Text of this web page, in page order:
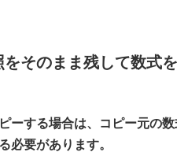
そのまま残して数式
ーする場合は、コピー元の
必要があります。